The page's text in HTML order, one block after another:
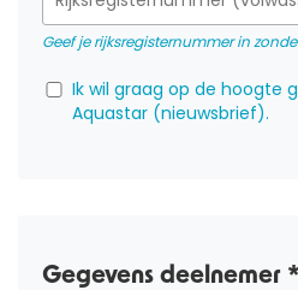
Geef je rijksregisternummer in
Ik wil graag op de hoogte
Aquastar (nieuwsbrief).
Gegevens deelnemer *